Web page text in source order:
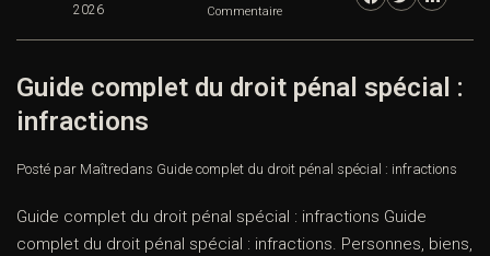
2026 Commentaire
Guide complet du droit pénal spécial :
infractions
Posté par Maîtredans Guide complet du droit pénal spécial : infractions
Guide complet du droit pénal spécial : infractions Guide
complet du droit pénal spécial : infractions. Personnes, biens,